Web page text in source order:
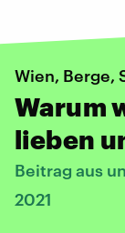
Wien, Berge,
Warum
lieben
Beitrag aus
2021